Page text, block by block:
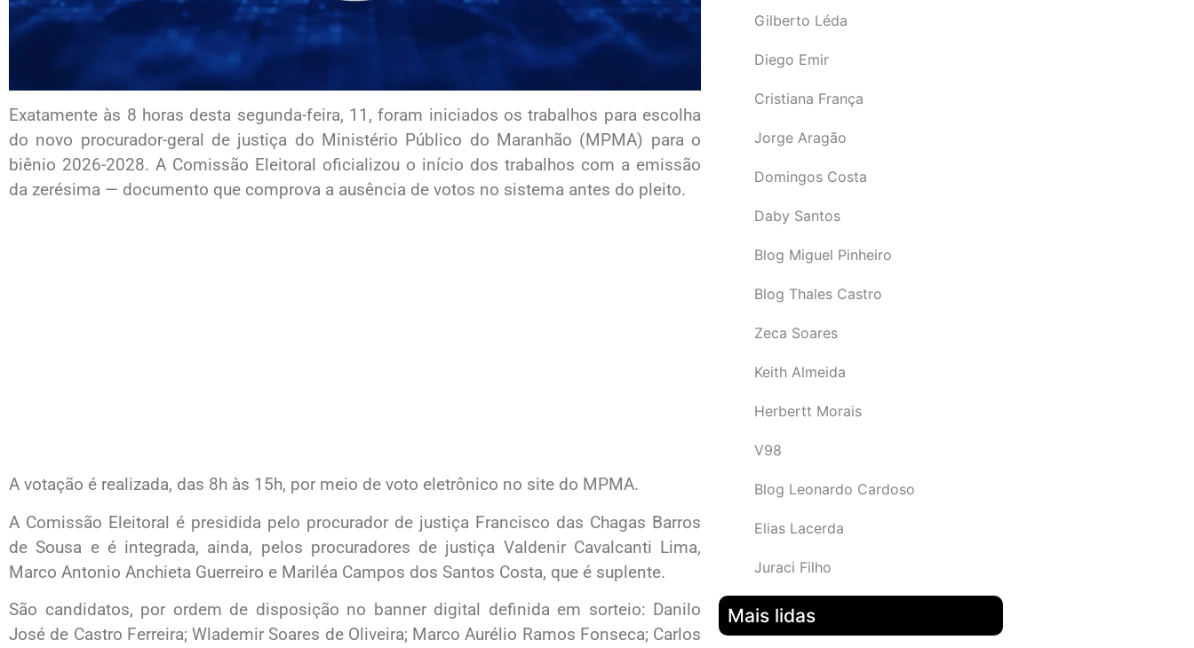
Exatamente às 8 horas desta segunda-feira, 11, foram iniciados os trabalhos para escolha
do novo procurador-geral de justiça do Ministério Público do Maranhão (MPMA) para o
biênio 2026-2028. A Comissão Eleitoral oficializou o início dos trabalhos com a emissão
da zerésima — documento que comprova a ausência de votos no sistema antes do pleito.
A votação é realizada, das 8h às 15h, por meio de voto eletrônico no site do MPMA.
A Comissão Eleitoral é presidida pelo procurador de justiça Francisco das Chagas Barros
de Sousa e é integrada, ainda, pelos procuradores de justiça Valdenir Cavalcanti Lima,
Marco Antonio Anchieta Guerreiro e Mariléa Campos dos Santos Costa, que é suplente.
São candidatos, por ordem de disposição no banner digital definida em sorteio: Danilo
José de Castro Ferreira; Wlademir Soares de Oliveira; Marco Aurélio Ramos Fonseca; Carlos
Gilberto Léda
Diego Emir
Cristiana França
Jorge Aragão
Domingos Costa
Daby Santos
Blog Miguel Pinheiro
Blog Thales Castro
Zeca Soares
Keith Almeida
Herbertt Morais
V98
Blog Leonardo Cardoso
Elias Lacerda
Juraci Filho
Mais lidas